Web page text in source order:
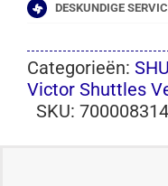
DESKUNDIGE
Categorieën:
Victor Shuttles
SKU: